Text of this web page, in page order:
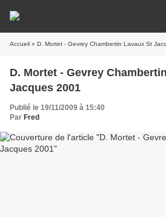
Accueil » D. Mortet - Gevrey Chambertin Lavaux St
D. Mortet - Gevrey
Jacques 2001
Publié le 19/11/2009 à 15:40
Par Fred